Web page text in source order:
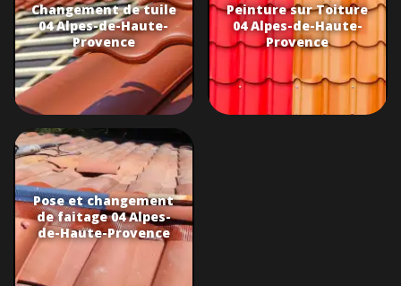
Changement de tuile
04 Alpes-de-Haute-
Provence
Peinture sur Toiture
04 Alpes-de-Haute-
Provence
Pose et changement
de faitage 04 Alpes-
de-Haute-Provence